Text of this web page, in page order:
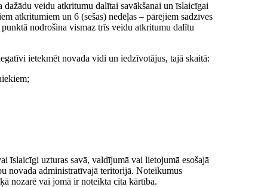
veidu atkritumu dalītai savākšanai un īslaicīgai
atkritumiem un 6 (sešas) nedēļas – pārējiem sadzīves
nodrošina vismaz trīs veidu atkritumu dalītu
ietekmēt novada vidi un iedzīvotājus, tajā skaitā:
īslaicīgi uzturas savā, valdījumā vai lietojumā esošajā
novada administratīvajā teritorijā. Noteikumus
nozarē vai jomā ir noteikta cita kārtība.